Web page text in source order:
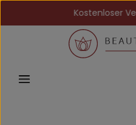
Zum Hauptinhalt springen
Kostenloser